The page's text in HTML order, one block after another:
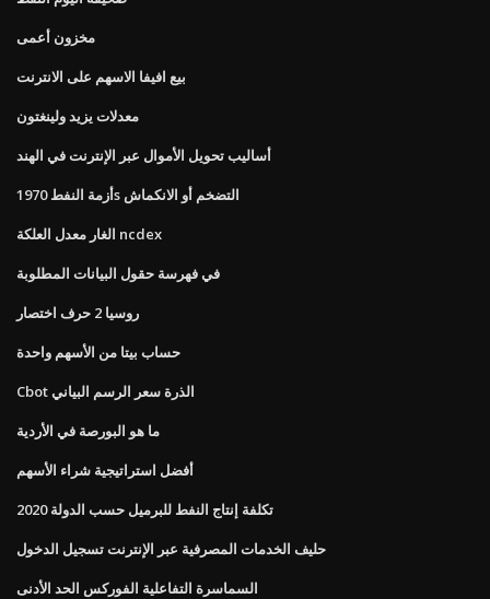
مخزون أعمى
بيع افيفا الاسهم على الانترنت
معدلات يزيد ولينغتون
أساليب تحويل الأموال عبر الإنترنت في الهند
أزمة النفط 1970s التضخم أو الانكماش
الغار معدل العلكة ncdex
في فهرسة حقول البيانات المطلوبة
روسيا 2 حرف اختصار
حساب بيتا من الأسهم واحدة
Cbot الذرة سعر الرسم البياني
ما هو البورصة في الأردية
أفضل استراتيجية شراء الأسهم
تكلفة إنتاج النفط للبرميل حسب الدولة 2020
حليف الخدمات المصرفية عبر الإنترنت تسجيل الدخول
السماسرة التفاعلية الفوركس الحد الأدنى